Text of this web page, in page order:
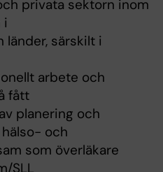
privata sektorn inom
i
länder, särskilt i
arbete och
fått
planering och
och
som överläkare
SLL